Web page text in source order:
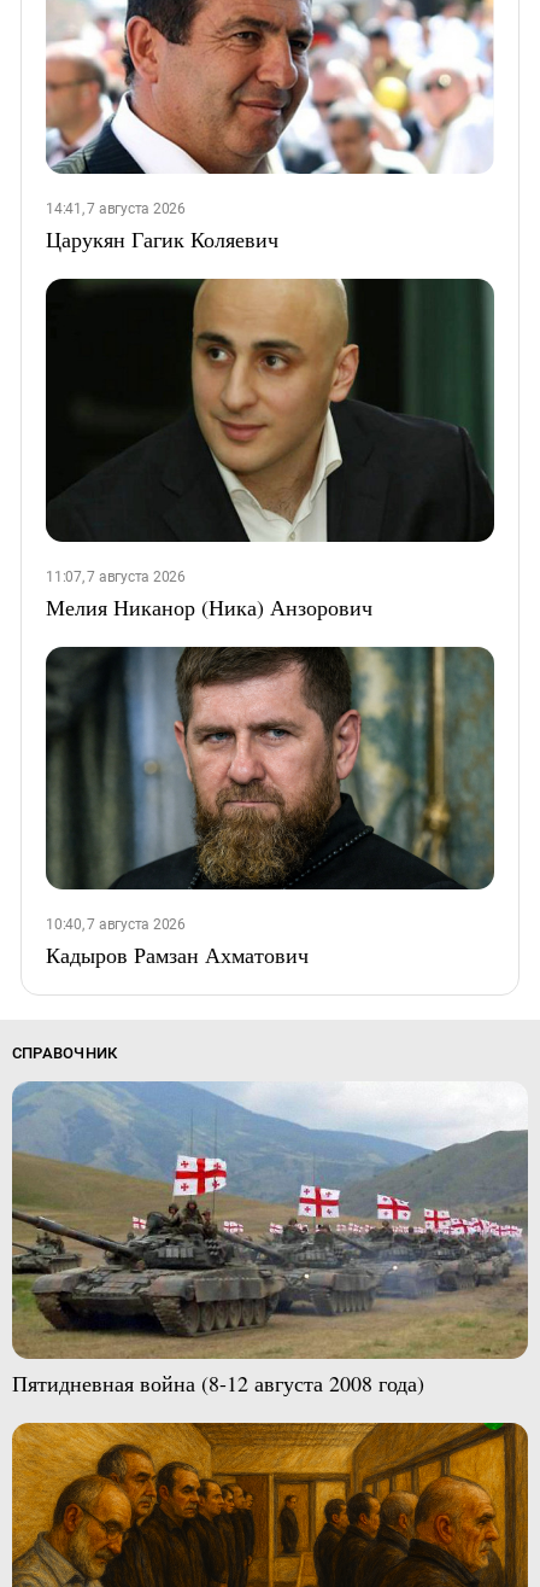
14:41, 7 августа 2026
Царукян Гагик Коляевич
11:07, 7 августа 2026
Мелия Никанор (Ника) Анзорович
10:40, 7 августа 2026
Кадыров Рамзан Ахматович
СПРАВОЧНИК
Пятидневная война (8-12 августа 2008 года)